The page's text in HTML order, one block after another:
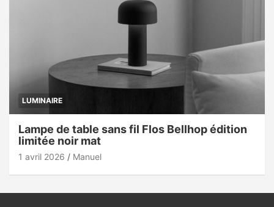
LUMINAIRE
Lampe de table sans fil Flos Bellhop édition
limitée noir mat
1 avril 2026 Manuel